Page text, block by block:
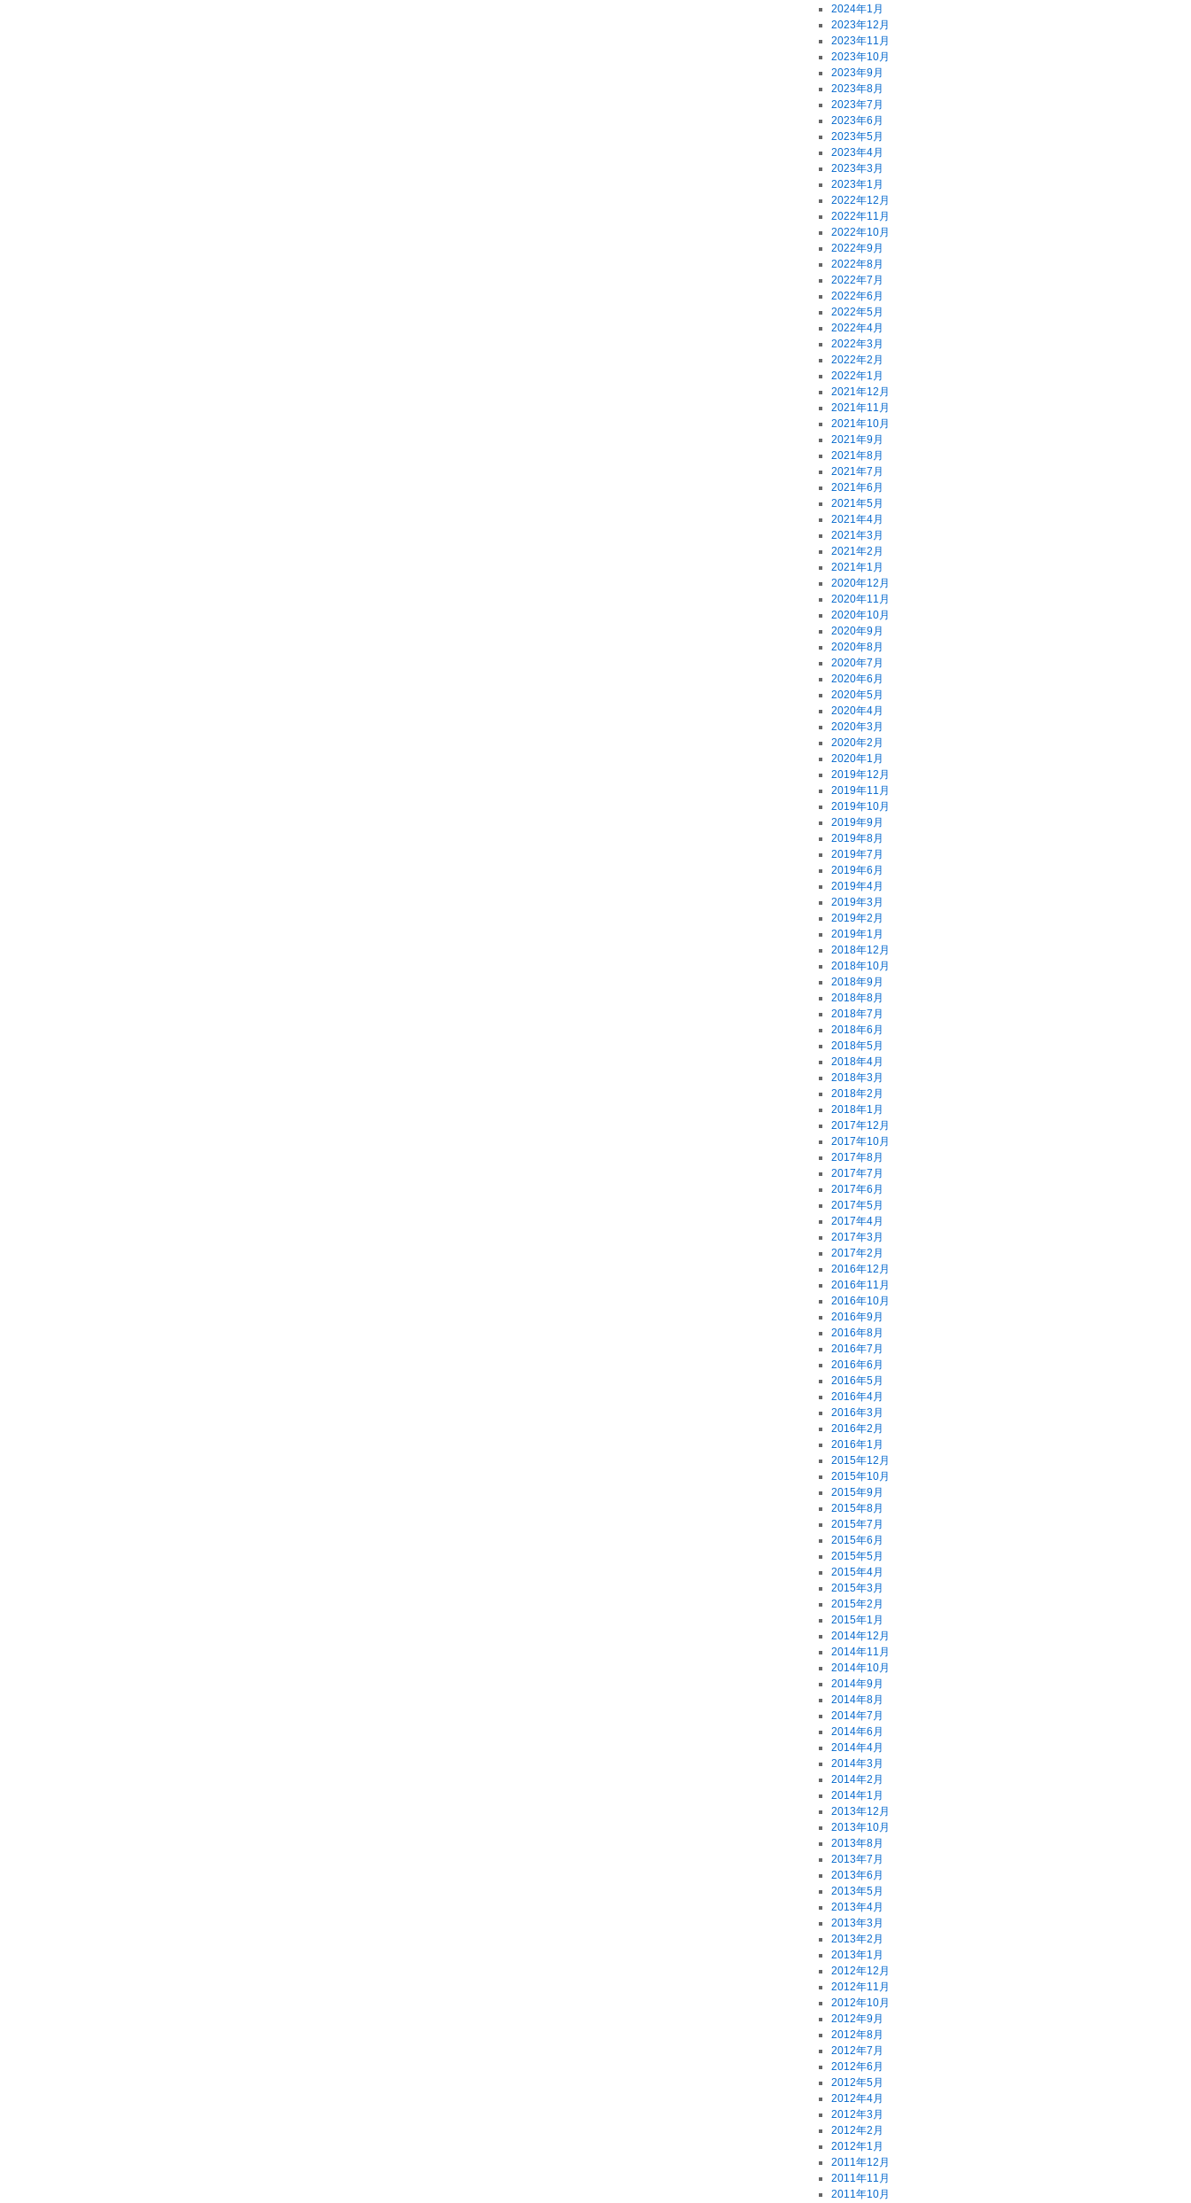
2024年1月
2023年12月
2023年11月
2023年10月
2023年9月
2023年8月
2023年7月
2023年6月
2023年5月
2023年4月
2023年3月
2023年1月
2022年12月
2022年11月
2022年10月
2022年9月
2022年8月
2022年7月
2022年6月
2022年5月
2022年4月
2022年3月
2022年2月
2022年1月
2021年12月
2021年11月
2021年10月
2021年9月
2021年8月
2021年7月
2021年6月
2021年5月
2021年4月
2021年3月
2021年2月
2021年1月
2020年12月
2020年11月
2020年10月
2020年9月
2020年8月
2020年7月
2020年6月
2020年5月
2020年4月
2020年3月
2020年2月
2020年1月
2019年12月
2019年11月
2019年10月
2019年9月
2019年8月
2019年7月
2019年6月
2019年4月
2019年3月
2019年2月
2019年1月
2018年12月
2018年10月
2018年9月
2018年8月
2018年7月
2018年6月
2018年5月
2018年4月
2018年3月
2018年2月
2018年1月
2017年12月
2017年10月
2017年8月
2017年7月
2017年6月
2017年5月
2017年4月
2017年3月
2017年2月
2016年12月
2016年11月
2016年10月
2016年9月
2016年8月
2016年7月
2016年6月
2016年5月
2016年4月
2016年3月
2016年2月
2016年1月
2015年12月
2015年10月
2015年9月
2015年8月
2015年7月
2015年6月
2015年5月
2015年4月
2015年3月
2015年2月
2015年1月
2014年12月
2014年11月
2014年10月
2014年9月
2014年8月
2014年7月
2014年6月
2014年4月
2014年3月
2014年2月
2014年1月
2013年12月
2013年10月
2013年8月
2013年7月
2013年6月
2013年5月
2013年4月
2013年3月
2013年2月
2013年1月
2012年12月
2012年11月
2012年10月
2012年9月
2012年8月
2012年7月
2012年6月
2012年5月
2012年4月
2012年3月
2012年2月
2012年1月
2011年12月
2011年11月
2011年10月